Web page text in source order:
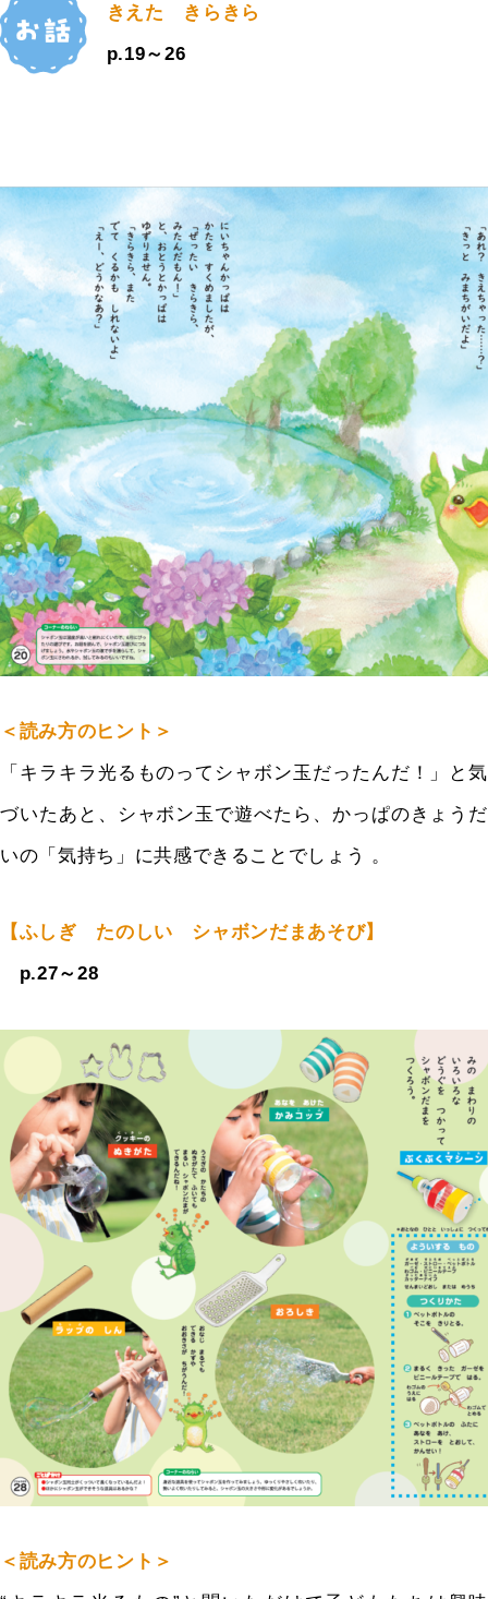
きえた きらきら
p.19～26
＜読み方のヒント＞
「キラキラ光るものってシャボン玉だったんだ！」と気
づいたあと、
シャボン玉で遊べたら、かっぱのきょうだ
いの「気持ち」に共感できることでしょう 。
【ふしぎ たのしい シャボンだまあそび】
p.27～28
＜読み方のヒント＞